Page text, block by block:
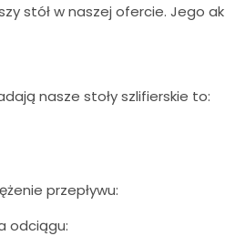
stół w naszej ofercie. Jego
nasze stoły szlifierskie to:
przepływu:
odciągu: